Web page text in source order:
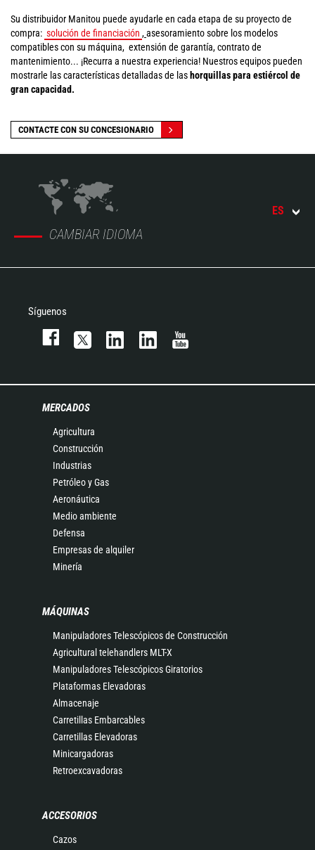
Su distribuidor Manitou puede ayudarle en cada etapa de su proyecto de
compra: solución de financiación ,asesoramiento sobre los modelos
compatibles con su máquina, extensión de garantía, contrato de
mantenimiento... ¡Recurra a nuestra experiencia! Nuestros equipos pueden
mostrarle las características detalladas de las horquillas para estiércol de
gran capacidad.
CONTACTE CON SU CONCESIONARIO
CAMBIAR IDIOMA
ES
Síguenos
MERCADOS
Agricultura
Construcción
Industrias
Petróleo y Gas
Aeronáutica
Medio ambiente
Defensa
Empresas de alquiler
Minería
MÁQUINAS
Manipuladores Telescópicos de Construcción
Agricultural telehandlers MLT-X
Manipuladores Telescópicos Giratorios
Plataformas Elevadoras
Almacenaje
Carretillas Embarcables
Carretillas Elevadoras
Minicargadoras
Retroexcavadoras
ACCESORIOS
Cazos